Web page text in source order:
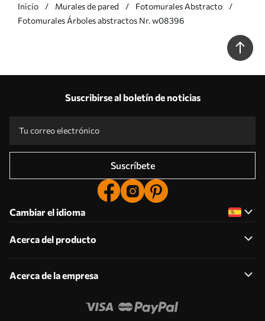
Inicio Murales de pared
Fotomurales Abstracto
Fotomurales Árboles abstractos Nr. w08396
Suscribirse al boletín de noticias
Suscríbete
Cambiar el idioma
Acerca del producto
Acerca de la empresa